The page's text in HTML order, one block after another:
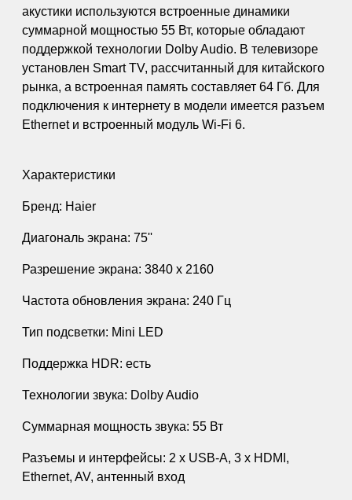
акустики используются встроенные динамики
суммарной мощностью 55 Вт, которые обладают
поддержкой технологии Dolby Audio. В телевизоре
установлен Smart TV, рассчитанный для китайского
рынка, а встроенная память составляет 64 Гб. Для
подключения к интернету в модели имеется разъем
Ethernet и встроенный модуль Wi-Fi 6.
Характеристики
Бренд: Haier
Диагональ экрана: 75''
Разрешение экрана: 3840 х 2160
Частота обновления экрана: 240 Гц
Тип подсветки: Mini LED
Поддержка HDR: есть
Технологии звука: Dolby Audio
Суммарная мощность звука: 55 Вт
Разъемы и интерфейсы: 2 x USB-A, 3 x HDMI,
Ethernet, AV, антенный вход